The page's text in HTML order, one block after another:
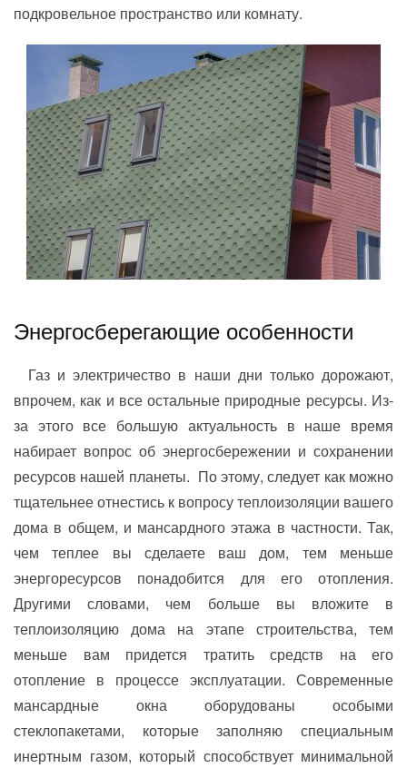
подкровельное пространство или комнату.
Энергосберегающие особенности
Газ и электричество в наши дни только дорожают,
впрочем, как и все остальные природные ресурсы. Из-
за этого все большую актуальность в наше время
набирает вопрос об энергосбережении и сохранении
ресурсов нашей планеты. По этому, следует как можно
тщательнее отнестись к вопросу теплоизоляции вашего
дома в общем, и мансардного этажа в частности. Так,
чем теплее вы сделаете ваш дом, тем меньше
энергоресурсов понадобится для его отопления.
Другими словами, чем больше вы вложите в
теплоизоляцию дома на этапе строительства, тем
меньше вам придется тратить средств на его
отопление в процессе эксплуатации. Современные
мансардные окна оборудованы особыми
стеклопакетами, которые заполняю специальным
инертным газом, который способствует минимальной